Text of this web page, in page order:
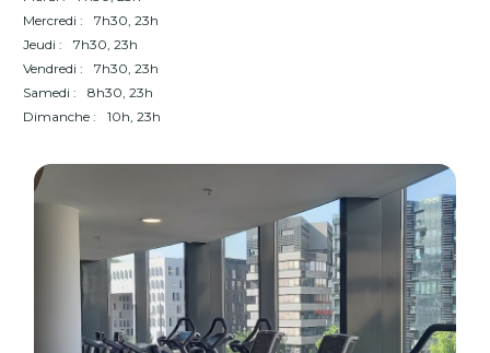
Mercredi :
7h30, 23h
Jeudi :
7h30, 23h
Vendredi :
7h30, 23h
Samedi :
8h30, 23h
Dimanche :
10h, 23h